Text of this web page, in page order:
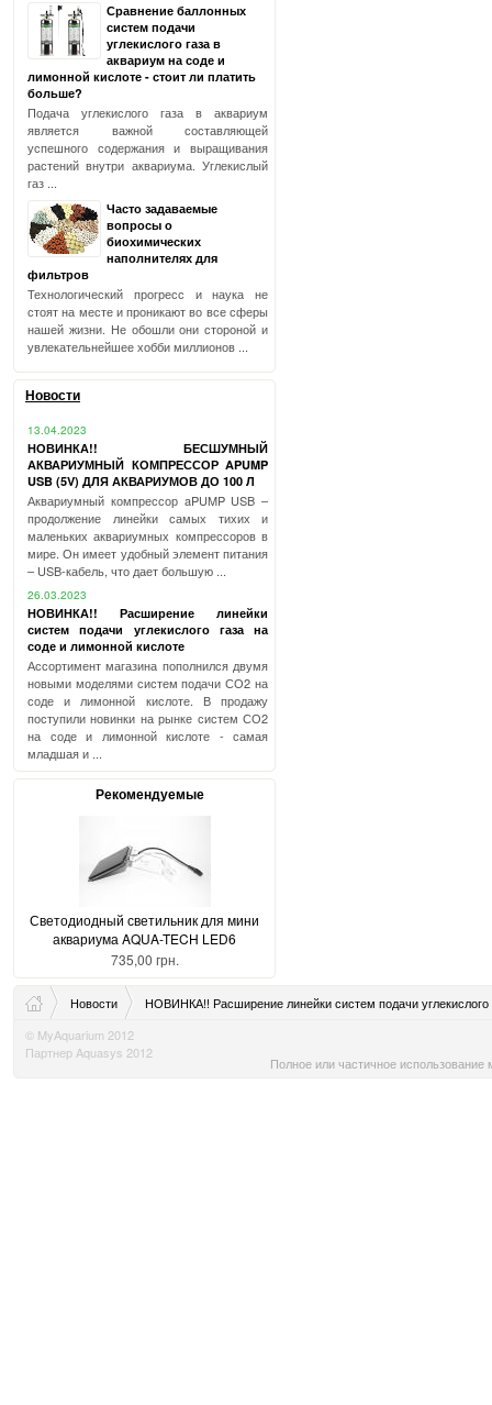
Сравнение баллонных
систем подачи
углекислого газа в
аквариум на соде и
лимонной кислоте - стоит ли платить
больше?
Подача углекислого газа в аквариум
является важной составляющей
успешного содержания и выращивания
растений внутри аквариума. Углекислый
газ ...
Часто задаваемые
вопросы о
биохимических
наполнителях для
фильтров
Технологический прогресс и наука не
стоят на месте и проникают во все сферы
нашей жизни. Не обошли они стороной и
увлекательнейшее хобби миллионов ...
Новости
13.04.2023
НОВИНКА!! БЕСШУМНЫЙ
АКВАРИУМНЫЙ КОМПРЕССОР APUMP
USB (5V) ДЛЯ АКВАРИУМОВ ДО 100 Л
Аквариумный компрессор aPUMP USB –
продолжение линейки самых тихих и
маленьких аквариумных компрессоров в
мире. Он имеет удобный элемент питания
– USB-кабель, что дает большую ...
26.03.2023
НОВИНКА!! Расширение линейки
систем подачи углекислого газа на
соде и лимонной кислоте
Ассортимент магазина пополнился двумя
новыми моделями систем подачи СО2 на
соде и лимонной кислоте. В продажу
поступили новинки на рынке систем СО2
на соде и лимонной кислоте - самая
младшая и ...
Рекомендуемые
Светодиодный светильник для мини
аквариума AQUA-TECH LED6
735,00 грн.
Новости
НОВИНКА!! Расширение линейки систем подачи углекислого
© MyAquarium 2012
Партнер Aquasys 2012
Полное или частичное